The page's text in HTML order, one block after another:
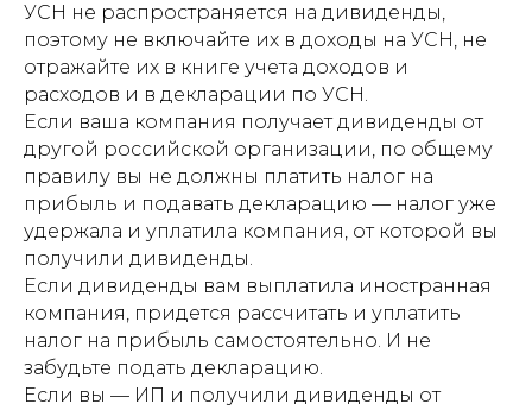
УСН не распространяется на дивиденды,
поэтому не включайте их в доходы на УСН, не
отражайте их в книге учета доходов и
расходов и в декларации по УСН.
Если ваша компания получает дивиденды от
другой российской организации, по общему
правилу вы не должны платить налог на
прибыль и подавать декларацию — налог уже
удержала и уплатила компания, от которой вы
получили дивиденды.
Если дивиденды вам выплатила иностранная
компания, придется рассчитать и уплатить
налог на прибыль самостоятельно. И не
забудьте подать декларацию.
Если вы — ИП и получили дивиденды от